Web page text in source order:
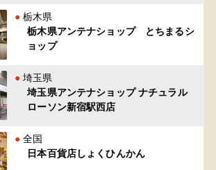
栃木県
栃木県アンテナショップ とちまるシ
ョップ
埼玉県
埼玉県アンテナショップ ナチュラル
ローソン新宿駅西店
全国
日本百貨店しょくひんかん